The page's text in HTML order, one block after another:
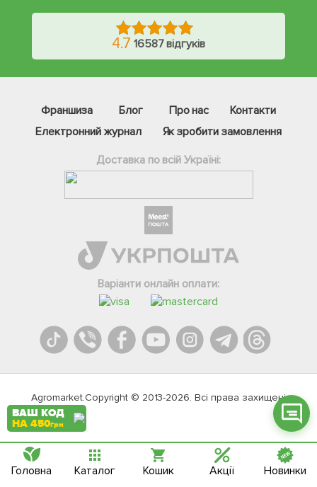
4.7 16587 відгуків
Франшиза Блог Про нас
Контакти
Електронний журнал
Як зробити замовлення
Доставка по всій Україні:
Варіанти онлайн оплати:
Agromarket.Copyright © 2013-2026. Всі права захищені
Фейсбук
Вайбер
Інстаграм
Онлайн чат
ВАШ КОД
НА 450грн
Головна Каталог Кошик Акції Новинки